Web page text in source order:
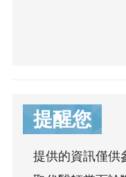
提醒您
提供的資訊僅供